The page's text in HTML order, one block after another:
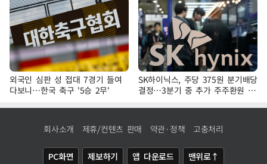
외국인 심판 성 접대 7경기 들여
다보니…한국 축구 '5승 2무'
SK하이닉스, 주당 375원 분기배당
결정…3분기 중 추가 주주환원 발
표
회사소개 제휴/컨텐츠 판매 약관·정책 고충처리
PC화면 제보하기 앱 다운로드 맨위로↑